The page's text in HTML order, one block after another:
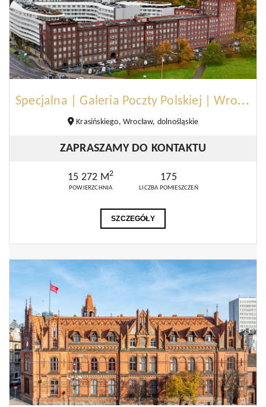
S
pecjalna | Galeria Poczty Polskiej | Wrocław
Krasińskiego, Wrocław, dolnośląskie
ZAPRASZAMY DO KONTAKTU
15 272 M2
POWIERZCHNIA
175
LICZBA POMIESZCZEŃ
SZCZEGÓŁY